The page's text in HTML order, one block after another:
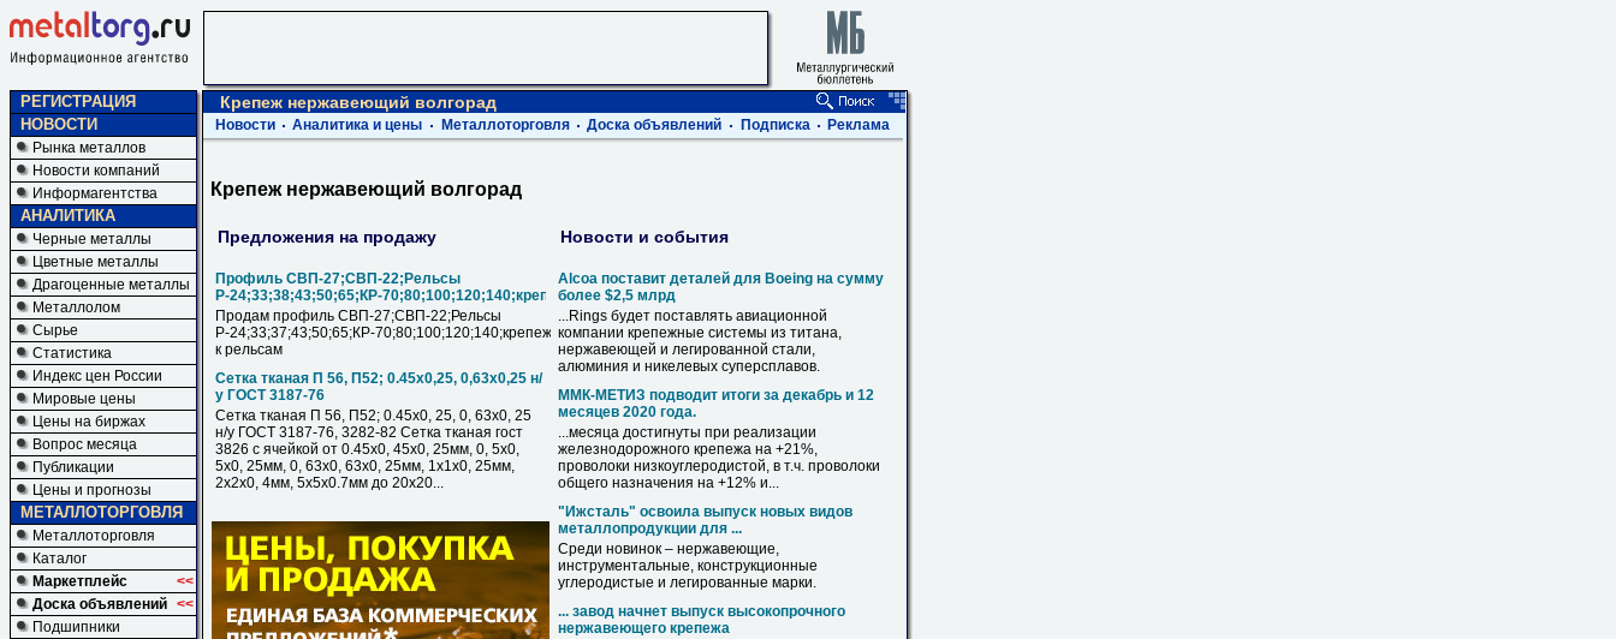
РЕГИСТРАЦИЯ
НОВОСТИ
Рынка металлов
Новости компаний
Информагентства
АНАЛИТИКА
Черные металлы
Цветные металлы
Драгоценные металлы
Металлолом
Сырье
Статистика
Индекс цен России
Мировые цены
Цены на биржах
Вопрос месяца
Публикации
Цены и прогнозы
МЕТАЛЛОТОРГОВЛЯ
Металлоторговля
Каталог
Маркетплейс
<<
Доска объявлений <<
Подшипники
Крепеж нержавеющий волгорад
Новости Аналитика и цены Металлоторговля Доска объявлений Подписка Реклама
Крепеж нержавеющий волгорад
Предложения на продажу
Профиль СВП-27;СВП-22;Рельсы
Р-24;33;38;43;50;65;КР-70;80;100;120;140;крепеж
Продам профиль СВП-27;СВП-22;Рельсы
Р-24;33;37;43;50;65;КР-70;80;100;120;140;крепеж
к рельсам
Сетка тканая П 56, П52; 0.45х0,25, 0,63х0,25 н/
у ГОСТ 3187-76
Сетка тканая П 56, П52; 0.45х0, 25, 0, 63х0, 25
н/у ГОСТ 3187-76, 3282-82 Сетка тканая гост
3826 с ячейкой от 0.45х0, 45х0, 25мм, 0, 5х0,
5х0, 25мм, 0, 63х0, 63х0, 25мм, 1х1х0, 25мм,
2х2х0, 4мм, 5х5х0.7мм до 20х20...
Новости и события
Alcoa поставит деталей для Boeing на сумму
более $2,5 млрд
...Rings будет поставлять авиационной
компании крепежные системы из титана,
нержавеющей и легированной стали,
алюминия и никелевых суперсплавов.
ММК-МЕТИЗ подводит итоги за декабрь и 12
месяцев 2020 года.
...месяца достигнуты при реализации
железнодорожного крепежа на +21%,
проволоки низкоуглеродистой, в т.ч. проволоки
общего назначения на +12% и...
"Ижсталь" освоила выпуск новых видов
металлопродукции для ...
Среди новинок – нержавеющие,
инструментальные, конструкционные
углеродистые и легированные марки.
... завод начнет выпуск высокопрочного
нержавеющего крепежа